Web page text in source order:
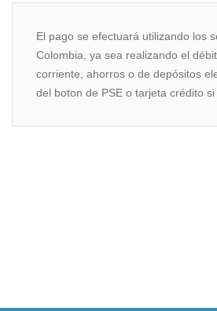
El pago se efectuará utilizando los
Colombia, ya sea realizando el
corriente, ahorros o de depósitos
del boton de PSE o tarjeta crédito si